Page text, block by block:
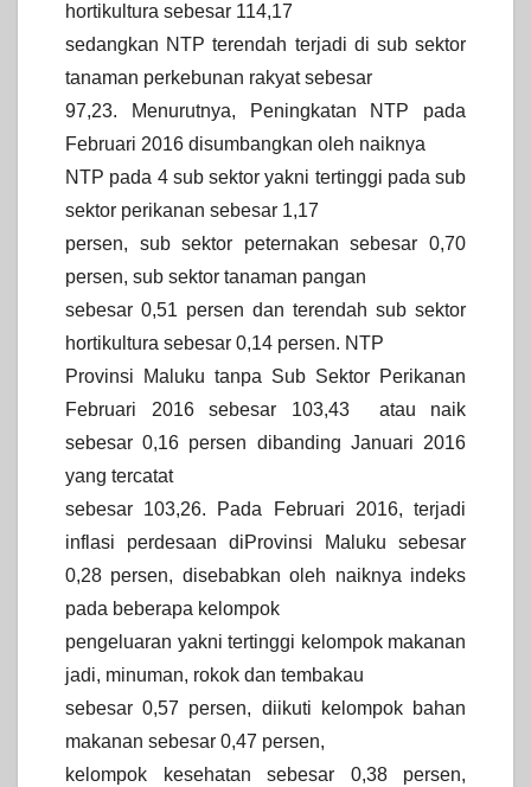
hortikultura sebesar 114,17
sedangkan NTP terendah terjadi di sub sektor
tanaman perkebunan rakyat sebesar
97,23. Menurutnya, Peningkatan NTP pada
Februari 2016 disumbangkan oleh naiknya
NTP pada 4 sub sektor yakni tertinggi pada sub
sektor perikanan sebesar 1,17
persen, sub sektor peternakan sebesar 0,70
persen, sub sektor tanaman pangan
sebesar 0,51 persen dan terendah sub sektor
hortikultura sebesar 0,14 persen. NTP
Provinsi Maluku tanpa Sub Sektor Perikanan
Februari 2016 sebesar 103,43 atau naik
sebesar 0,16 persen dibanding Januari 2016
yang tercatat
sebesar 103,26. Pada Februari 2016, terjadi
inflasi perdesaan diProvinsi Maluku sebesar
0,28 persen, disebabkan oleh naiknya indeks
pada beberapa kelompok
pengeluaran yakni tertinggi kelompok makanan
jadi, minuman, rokok dan tembakau
sebesar 0,57 persen, diikuti kelompok bahan
makanan sebesar 0,47 persen,
kelompok kesehatan sebesar 0,38 persen,